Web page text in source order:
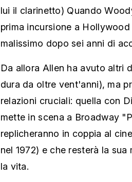
lui il clarinetto) Quando
prima incursione a
malissimo dopo sei anni di
Da allora Allen ha avuto altri
dura da oltre vent'anni), ma
relazioni cruciali: quella con
mette in scena a Broadway
replicheranno in coppia al
nel 1972) e che resterà la
la vita.